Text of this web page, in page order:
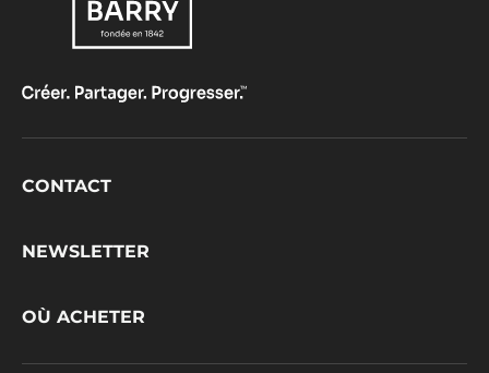
Footer
CONTACT
NEWSLETTER
OÙ ACHETER